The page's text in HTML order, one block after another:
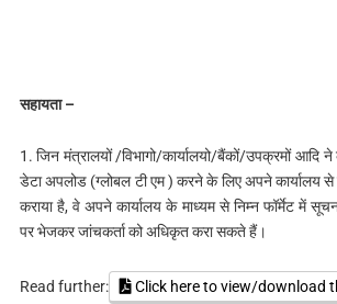
सहायता –
1. जिन मंत्रालयों /विभागो/कार्यालयो/बैंकों/उपक्रमों आदि
डेटा अपलोड (ग्लोबल टी एम ) करने के लिए अपने कार्यालय से
कराया है, वे अपने कार्यालय के माध्यम से निम्न फॉर्मेट में
पर भेजकर जांचकर्ता को अधिकृत करा सकते हैं।
Read further: Click here to view/download